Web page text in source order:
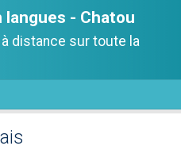
langues - Chatou
distance sur toute la